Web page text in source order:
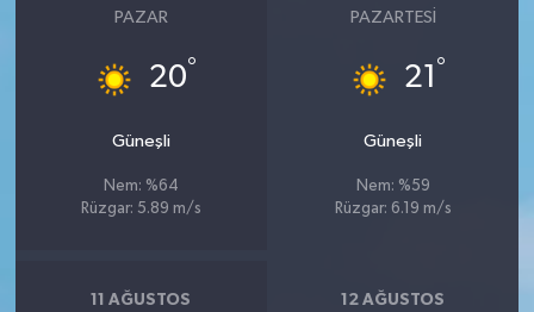
PAZAR
20°
Güneşli
Nem: %64
Rüzgar: 5.89 m/s
PAZARTESI
21 °
Güneşli
Nem: %59
Rüzgar: 6.19 m/s
11 AĞUSTOS 12 AĞUSTOS